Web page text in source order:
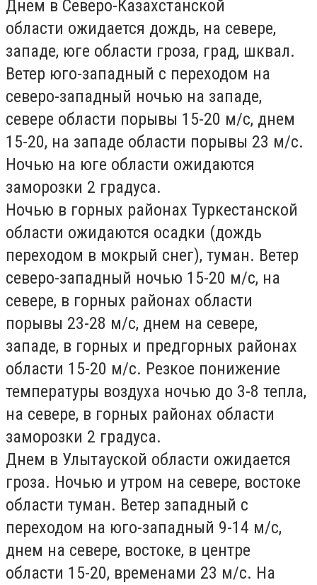
Днем в Северо-Казахстанской
области ожидается дождь, на севере,
западе, юге области гроза, град, шквал.
Ветер юго-западный с переходом на
северо-западный ночью на западе,
севере области порывы 15-20 м/с, днем
15-20, на западе области порывы 23 м/с.
Ночью на юге области ожидаются
заморозки 2 градуса.
Ночью в горных районах Туркестанской
области ожидаются осадки (дождь
переходом в мокрый снег), туман. Ветер
северо-западный ночью 15-20 м/с, на
севере, в горных районах области
порывы 23-28 м/с, днем на севере,
западе, в горных и предгорных районах
области 15-20 м/с. Резкое понижение
температуры воздуха ночью до 3-8 тепла,
на севере, в горных районах области
заморозки 2 градуса.
Днем в Улытауской области ожидается
гроза. Ночью и утром на севере, востоке
области туман. Ветер западный с
переходом на юго-западный 9-14 м/с,
днем на севере, востоке, в центре
области 15-20, временами 23 м/с. На